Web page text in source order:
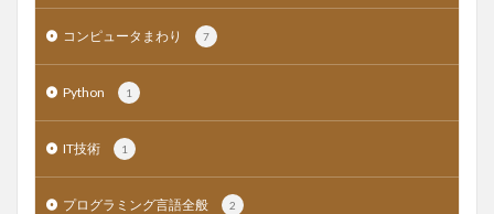
コンピュータまわり 7
Python 1
IT技術 1
プログラミング言語全般 2